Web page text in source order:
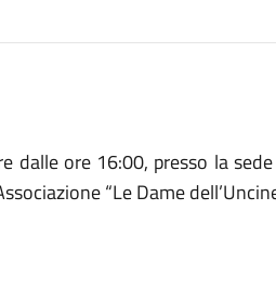
dalle ore 16:00, presso la
“Le Dame